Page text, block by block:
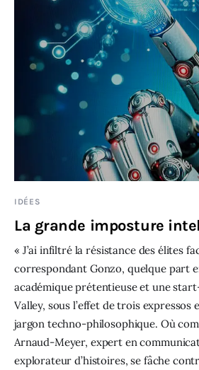
IDÉES
La grande imposture
« J’ai infiltré la résistance des élites
correspondant Gonzo, quelque part
académique prétentieuse et une
Valley, sous l’effet de trois expressos
jargon techno-philosophique. Où
Arnaud-Meyer, expert en
explorateur d’histoires, se fâche